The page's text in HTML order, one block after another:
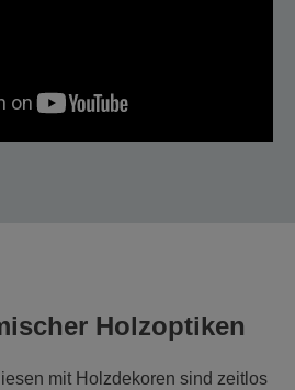
Holzoptiken
mit Holzdekoren sind zeitlos